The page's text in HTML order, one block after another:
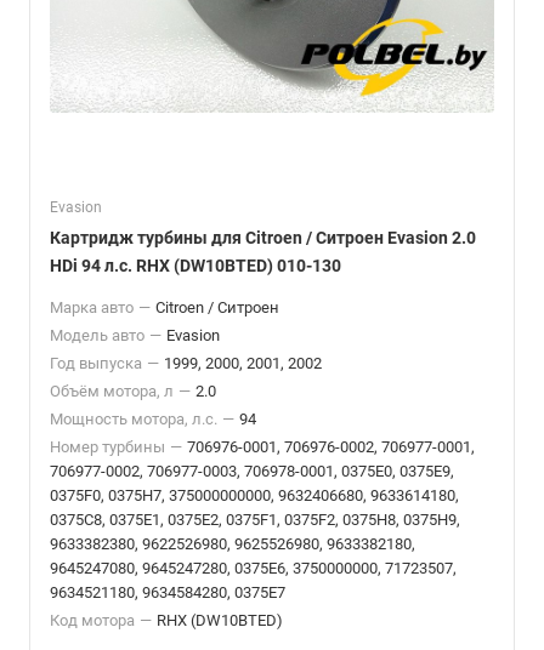
Evasion
Картридж турбины для Citroen / Ситроен Evasion 2.0
HDi 94 л.с. RHX (DW10BTED) 010-130
Марка авто — Citroen / Ситроен
Модель авто — Evasion
Год выпуска — 1999, 2000, 2001, 2002
Объём мотора, л — 2.0
Мощность мотора, л.с. — 94
Номер турбины — 706976-0001, 706976-0002, 706977-0001,
706977-0002, 706977-0003, 706978-0001, 0375E0, 0375E9,
0375F0, 0375H7, 375000000000, 9632406680, 9633614180,
0375C8, 0375E1, 0375E2, 0375F1, 0375F2, 0375H8, 0375H9,
9633382380, 9622526980, 9625526980, 9633382180,
9645247080, 9645247280, 0375E6, 3750000000, 71723507,
9634521180, 9634584280, 0375E7
Код мотора — RHX (DW10BTED)